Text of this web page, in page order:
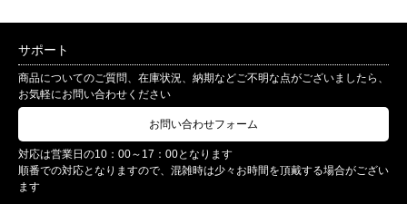
サポート
商品についてのご質問、在庫状況、納期などご不明な点がございましたら、
お気軽にお問い合わせください
お問い合わせフォーム
対応は営業日の10：00～17：00となります
順番での対応となりますので、混雑時は少々お時間を頂戴する場合がござい
ます